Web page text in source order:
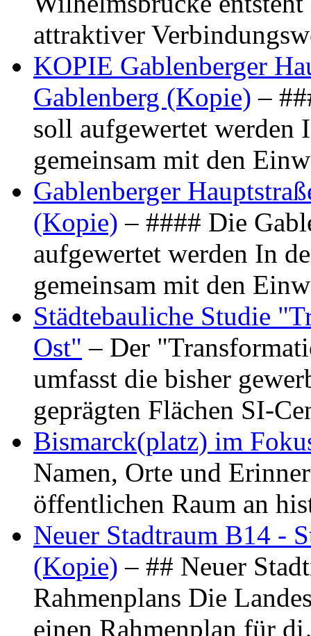
attraktiver
KOPIE Gablenberger
Gablenberg (Kopie) –
soll aufgewertet werden
gemeinsam mit den
Gablenberger
(Kopie) – #### Die
aufgewertet werden In
gemeinsam mit den
Städtebauliche Studie
Ost" – Der
umfasst die bisher
geprägten Flächen SI-
Bismarck(platz) im
Namen, Orte und
öffentlichen Raum an
Neuer Stadtraum B14 -
(Kopie) – ## Neuer
Rahmenplans Die
einen Rahmenplan für